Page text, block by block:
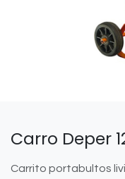
Carro Deper
Carrito portabultos